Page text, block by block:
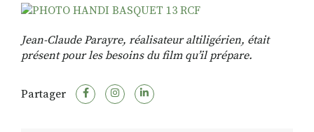
Jean-Claude Parayre, réalisateur altiligérien, était
présent pour les besoins du film qu’il prépare.
Partager